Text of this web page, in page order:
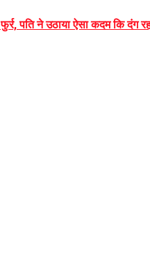
ने उठाया ऐसा कदम कि दंग रह